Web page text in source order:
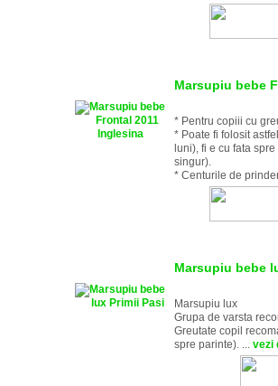
Marsupiu bebe
* Pentru copiii cu
* Poate fi folosit
luni), fi e cu fata
singur).
* Centurile de
Marsupiu bebe
Marsupiu lux
Grupa de varsta
Greutate copil
spre parinte). ... vezi